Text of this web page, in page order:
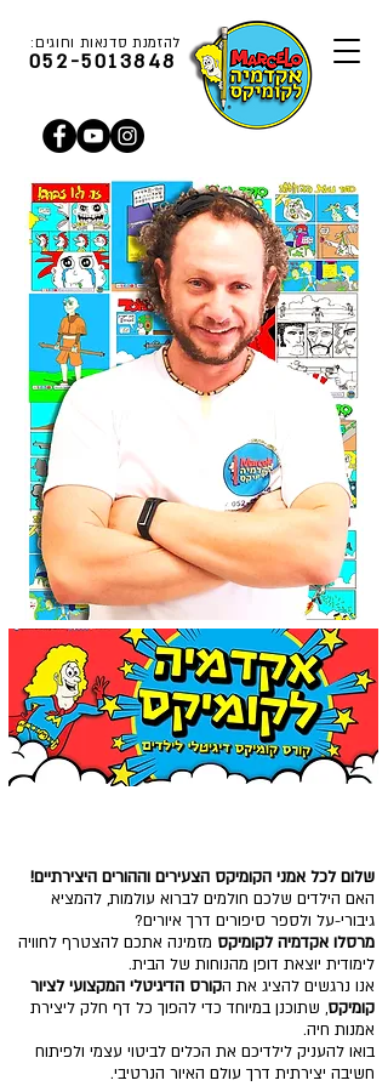
052-5013848
להזמנת סדנאות וחוגים:
אני רוצה להתחיל לצייר קומיקס
שלום לכל אמני הקומיקס הצעירים וההורים היצירתיים!
​האם הילדים שלכם חולמים לברוא עולמות, להמציא
גיבורי-על ולספר סיפורים דרך איורים?
מרסלו אקדמיה לקומיקס מזמינה אתכם להצטרף לחוויה
לימודית יוצאת דופן מהנוחות של הבית.
​אנו נרגשים להציג את הקורס הדיגיטלי המקצועי לציור
קומיקס, שתוכנן במיוחד כדי להפוך כל דף חלק ליצירת
אמנות חיה.
בואו להעניק לילדיכם את הכלים לביטוי עצמי ולפיתוח
חשיבה יצירתית דרך עולם האיור הנרטיבי.